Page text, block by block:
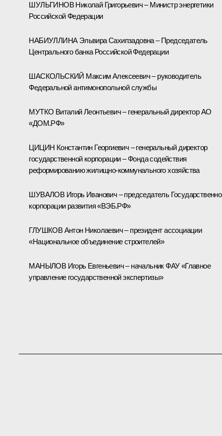
ШУЛЬГИНОВ Николай Григорьевич – Министр энергетики
Российской Федерации
НАБИУЛЛИНА Эльвира Сахипзадовна – Председатель
Центрального банка Российской Федерации
ШАСКОЛЬСКИЙ Максим Алексеевич – руководитель
Федеральной антимонопольной службы
МУТКО Виталий Леонтьевич – генеральный директор АО
«ДОМ.РФ»
ЦИЦИН Константин Георгиевич – генеральный директор
государственной корпорации – Фонда содействия
реформированию жилищно-коммунального хозяйства
ШУВАЛОВ Игорь Иванович – председатель
корпорации развития «ВЭБ.РФ»
ГЛУШКОВ Антон Николаевич – президент ассоциации
«Национальное объединение строителей»
МАНЫЛОВ Игорь Евгеньевич – начальник ФАУ «Главное
управление государственной экспертизы»